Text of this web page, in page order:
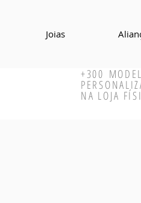
Joias
+300
NA LOJA